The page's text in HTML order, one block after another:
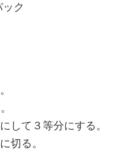
ク
して３等分にする。
切る。